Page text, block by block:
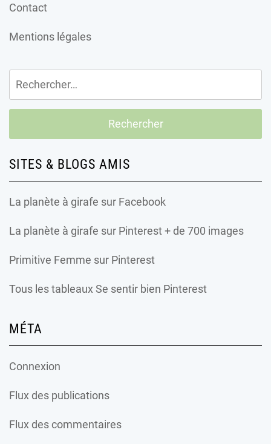
Contact
Mentions légales
Rechercher :
SITES & BLOGS AMIS
La planète à girafe sur Facebook
La planète à girafe sur Pinterest + de 700 images
Primitive Femme sur Pinterest
Tous les tableaux Se sentir bien Pinterest
MÉTA
Connexion
Flux des publications
Flux des commentaires